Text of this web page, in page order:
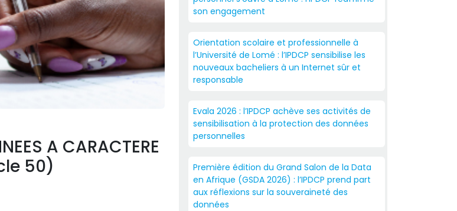
A CARACTERE
50)
son engagement
Orientation scolaire et professionnelle à
l’Université de Lomé : l’IPDCP sensibilise les
nouveaux bacheliers à un Internet sûr et
responsable
Evala 2026 : l’IPDCP achève ses activités de
sensibilisation à la protection des données
personnelles
Première édition du Grand Salon de la Data
en Afrique (GSDA 2026) : l’IPDCP prend part
aux réflexions sur la souveraineté des
données